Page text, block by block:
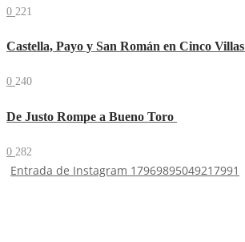
0 221
Castella, Payo y San Román en Cinco Villas
0 240
De Justo Rompe a Bueno Toro
0 282
Entrada de Instagram 17969895049217991